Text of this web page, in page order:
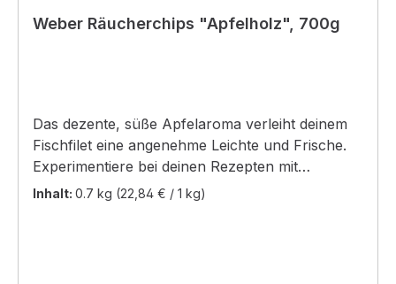
Weber Räucherchips "Apfelholz", 700g
Das dezente, süße Apfelaroma verleiht deinem
Fischfilet eine angenehme Leichte und Frische.
Experimentiere bei deinen Rezepten mit
verschiedenen Räucherchips und entdecke
Inhalt: 0.7 kg (22,84 € / 1 kg)